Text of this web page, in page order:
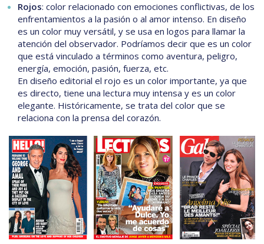
Rojos: color relacionado con emociones conflictivas, de los
enfrentamientos a la pasión o al amor intenso. En diseño
es un color muy versátil, y se usa en logos para llamar la
atención del observador. Podríamos decir que es un color
que está vinculado a términos como aventura, peligro,
energía, emoción, pasión, fuerza, etc.
En diseño editorial el rojo es un color importante, ya que
es directo, tiene una lectura muy intensa y es un color
elegante. Históricamente, se trata del color que se
relaciona con la prensa del corazón.